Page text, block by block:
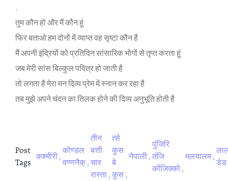
.
तुम कौन हो और मैं कौन हूं
फिर बताओ हम दोनों में व्‍याप्‍त वह सृष्‍टा कौन है
मैं अपनी इंद्रियों को प्रतिदिन सांसारिक भोगों से तृप्‍त करता हूं
जब मेरी सांस बिल्‍कुल पवित्र हो जाती है
तो लगता है मेरा मन दिव्‍य प्रेम में स्‍नान कर रहा है
तब मुझे अपने चंदन का तिलक होने की दिव्‍य अनुभूति होती है
Post
Tags
कश्‍मीरी
कोण्‍डल
वण्‍णनैक्
तीन
बत्ती
चार
रास्‍ता
त्‍से
कुस
बे
कुस
नेपाली
पुंजिरि
तंजि
कोंजिक्‍को
मलयालम
डेड